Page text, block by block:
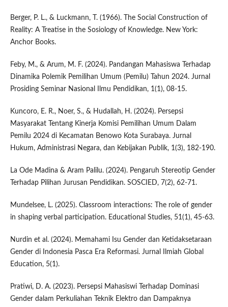
Berger, P. L., & Luckmann, T. (1966). The Social Construction of
Reality: A Treatise in the Sosiology of Knowledge. New York:
Anchor Books.
Feby, M., & Arum, M. F. (2024). Pandangan Mahasiswa Terhadap
Dinamika Polemik Pemilihan Umum (Pemilu) Tahun 2024. Jurnal
Prosiding Seminar Nasional Ilmu Pendidikan, 1(1), 08-15.
Kuncoro, E. R., Noer, S., & Hudallah, H. (2024). Persepsi
Masyarakat Tentang Kinerja Komisi Pemilihan Umum Dalam
Pemilu 2024 di Kecamatan Benowo Kota Surabaya. Jurnal
Hukum, Administrasi Negara, dan Kebijakan Publik, 1(3), 182-190.
La Ode Madina & Aram Palilu. (2024). Pengaruh Stereotip Gender
Terhadap Pilihan Jurusan Pendidikan. SOSCIED, 7(2), 62-71.
Mundelsee, L. (2025). Classroom interactions: The role of gender
in shaping verbal participation. Educational Studies, 51(1), 45-63.
Nurdin et al. (2024). Memahami Isu Gender dan Ketidaksetaraan
Gender di Indonesia Pasca Era Reformasi. Jurnal Ilmiah Global
Education, 5(1).
Pratiwi, D. A. (2023). Persepsi Mahasiswi Terhadap Dominasi
Gender dalam Perkuliahan Teknik Elektro dan Dampaknya